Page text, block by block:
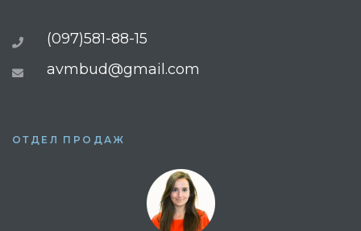
(097)581-88-15
avmbud@gmail.com
ОТДЕЛ ПРОДАЖ